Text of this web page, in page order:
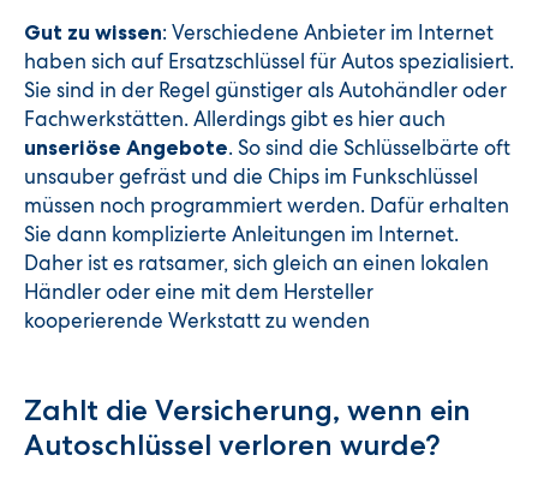
Gut zu wissen: Verschiedene Anbieter im Internet
haben sich auf Ersatzschlüssel für Autos spezialisiert.
Sie sind in der Regel günstiger als Autohändler oder
Fachwerkstätten. Allerdings gibt es hier auch
unseriöse Angebote. So sind die Schlüsselbärte oft
unsauber gefräst und die Chips im Funkschlüssel
müssen noch programmiert werden. Dafür erhalten
Sie dann komplizierte Anleitungen im Internet.
Daher ist es ratsamer, sich gleich an einen lokalen
Händler oder eine mit dem Hersteller
kooperierende Werkstatt zu wenden
Zahlt die Versicherung, wenn ein
Autoschlüssel verloren wurde?